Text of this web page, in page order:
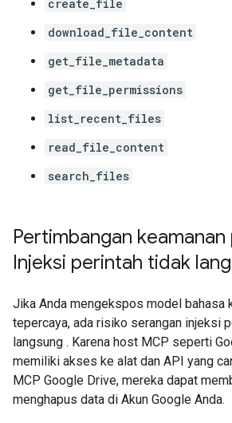
create_file
download_file_content
get_file_metadata
get_file_permissions
list_recent_files
read_file_content
search_files
Pertimbangan
Injeksi perintah tidak
Jika Anda mengekspos model bahasa
tepercaya, ada risiko serangan injeksi
langsung . Karena host MCP seperti
memiliki akses ke alat dan API yang
MCP Google Drive, mereka dapat
menghapus data di Akun Google Anda.